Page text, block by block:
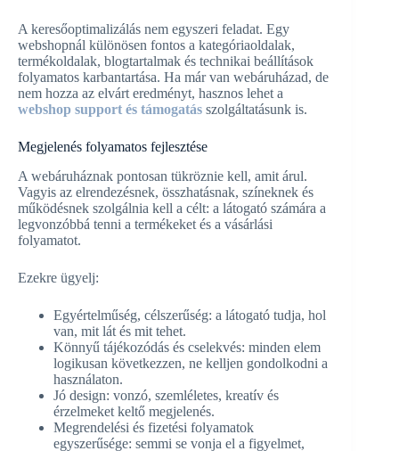
A keresőoptimalizálás nem egyszeri feladat. Egy
webshopnál különösen fontos a kategóriaoldalak,
termékoldalak, blogtartalmak és technikai beállítások
folyamatos karbantartása. Ha már van webáruházad, de
nem hozza az elvárt eredményt, hasznos lehet a
webshop support és támogatás szolgáltatásunk is.
Megjelenés folyamatos fejlesztése
A webáruháznak pontosan tükröznie kell, amit árul.
Vagyis az elrendezésnek, összhatásnak, színeknek és
működésnek szolgálnia kell a célt: a látogató számára a
legvonzóbbá tenni a termékeket és a vásárlási
folyamatot.
Ezekre ügyelj:
Egyértelműség, célszerűség: a látogató tudja, hol
van, mit lát és mit tehet.
Könnyű tájékozódás és cselekvés: minden elem
logikusan következzen, ne kelljen gondolkodni a
használaton.
Jó design: vonzó, szemléletes, kreatív és
érzelmeket keltő megjelenés.
Megrendelési és fizetési folyamatok
egyszerűsége: semmi se vonja el a figyelmet,